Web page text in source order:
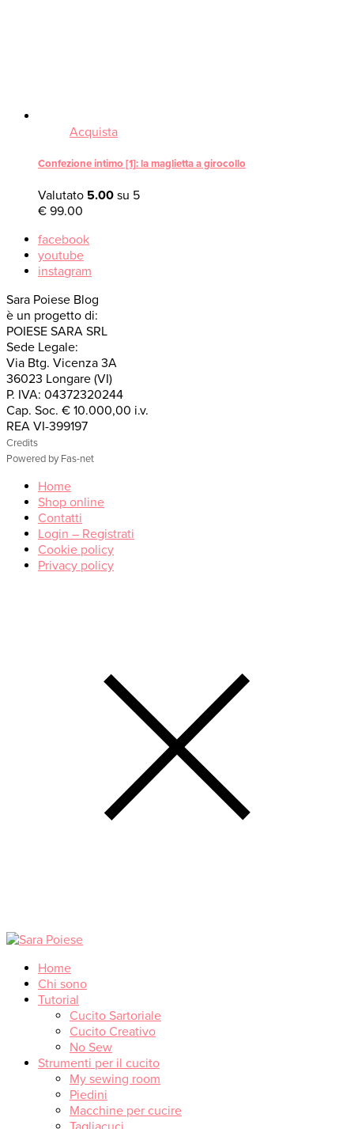
Acquista
Confezione intimo [1]: la maglietta a girocollo
Valutato 5.00 su 5
€ 99.00
facebook
youtube
instagram
Sara Poiese Blog
è un progetto di:
POIESE SARA SRL
Sede Legale:
Via Btg. Vicenza 3A
36023 Longare (VI)
P. IVA: 04372320244
Cap. Soc. € 10.000,00 i.v.
REA VI-399197
Credits
Powered by Fas-net
Home
Shop online
Contatti
Login – Registrati
Cookie policy
Privacy policy
Home
Chi sono
Tutorial
Cucito Sartoriale
Cucito Creativo
No Sew
Strumenti per il cucito
My sewing room
Piedini
Macchine per cucire